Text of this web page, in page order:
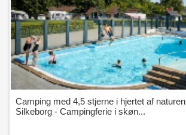
Camping med 4,5 stjerne i hjertet af
Silkeborg - Campingferie i skøn...